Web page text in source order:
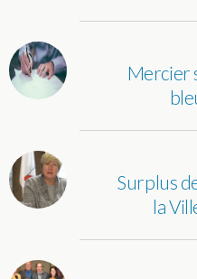
Mercier
Surplus
la